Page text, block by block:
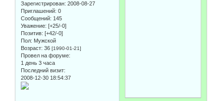
Зарегистрирован: 2008-08-27
Приглашений: 0
Сообщений: 145
Уважение: [+25/-0]
Позитив: [+42/-0]
Пол: Мужской
Возраст: 36 [1990-01-21]
Провел на форуме:
1 день 3 часа
Последний визит:
2008-12-30 18:54:37